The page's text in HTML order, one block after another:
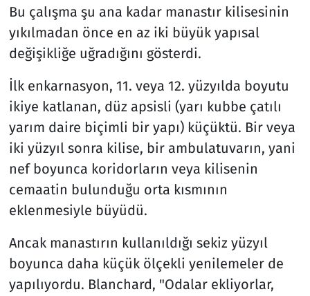
Bu çalışma şu ana kadar manastır kilisesinin
yıkılmadan önce en az iki büyük yapısal
değişikliğe uğradığını gösterdi.
İlk enkarnasyon, 11. veya 12. yüzyılda boyutu
ikiye katlanan, düz apsisli (yarı kubbe çatılı
yarım daire biçimli bir yapı) küçüktü. Bir veya
iki yüzyıl sonra kilise, bir ambulatuvarın, yani
nef boyunca koridorların veya kilisenin
cemaatin bulunduğu orta kısmının
eklenmesiyle büyüdü.
Ancak manastırın kullanıldığı sekiz yüzyıl
boyunca daha küçük ölçekli yenilemeler de
yapılıyordu. Blanchard, "Odalar ekliyorlar,